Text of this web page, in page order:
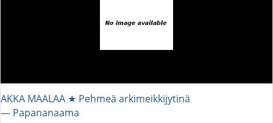
AKKA MAALAA ★ Pehmeä arkimeikkijytinä
― Papananaama